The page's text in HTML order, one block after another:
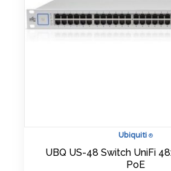
Ubiquiti®
UBQ US-48 Switch UniFi
PoE